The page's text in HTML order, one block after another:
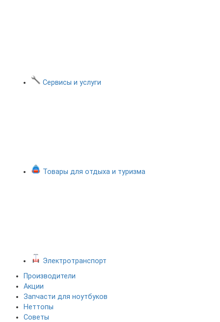
Сервисы и услуги
Товары для отдыха и туризма
Электротранспорт
Производители
Акции
Запчасти для ноутбуков
Неттопы
Советы